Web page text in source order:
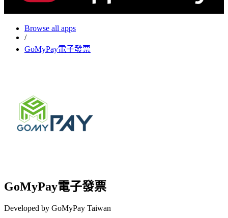
Browse all apps
/
GoMyPay電子發票
GoMyPay電子發票
Developed by GoMyPay Taiwan